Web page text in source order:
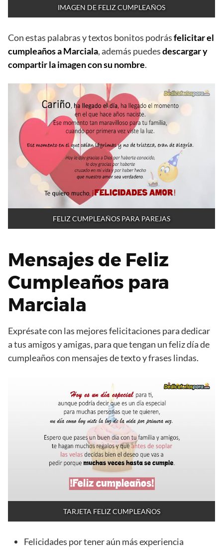
IMAGEN DE FELIZ CUMPLEAÑOS
Con estas palabras y textos bonitos podrásfelicitar el
cumpleaños a Marciala, además puedesdescargar y
compartir la imagen con su nombre.
FELIZ CUMPLEAÑOS PARA PAREJAS
Mensajes de Feliz
Cumpleaños para
Marciala
Exprésate con las mejores felicitaciones para dedicar
a tus amigos y amigas, para que tengan un feliz día de
cumpleaños con mensajes de texto y frases lindas.
TARJETA FELIZ CUMPLEAÑOS
Felicidades por tener aún más experiencia